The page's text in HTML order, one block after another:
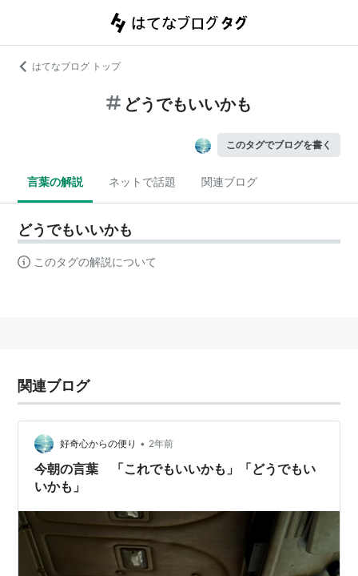
はてなブログ トップ
どうでもいいかも
このタグでブログを書く
言葉の解説 ネットで話題 関連ブログ
どうでもいいかも
このタグの解説について
関連ブログ
好奇心からの便り • 2年前
今朝の言葉 「これでもいいかも」「どうでもい
いかも」